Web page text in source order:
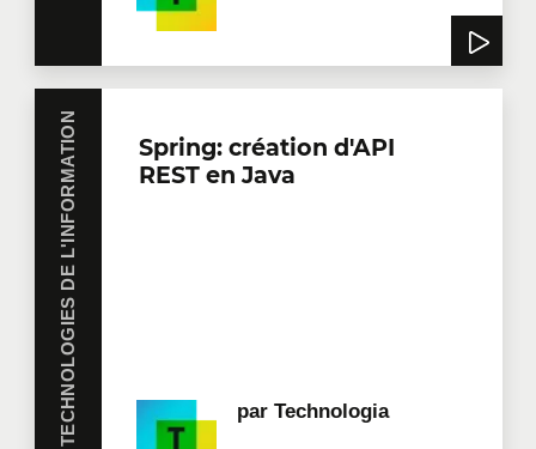
TECHNOLOGIES DE L'INFORMATION
Spring: création d'API
REST en Java
parTechnologia